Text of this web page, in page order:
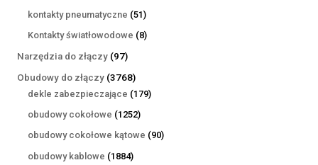
kontakty pneumatyczne 5151
produktów
Kontakty światłowodowe 88
Narzędzia do złączy 9797
produktów
Obudowy do złączy 37683768
produktów
dekle zabezpieczające 179179
obudowy cokołowe 12521252
produkty
obudowy cokołowe kątowe 9090
obudowy kablowe 18841884